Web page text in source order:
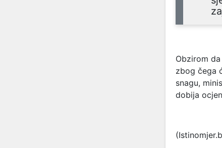
Obzirom
zbog čega
snagu,
dobija